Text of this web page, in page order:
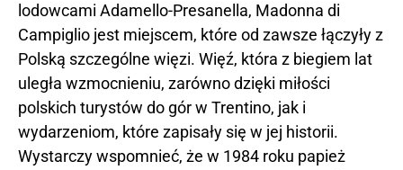
lodowcami Adamello-Presanella, Madonna di
Campiglio jest miejscem, które od zawsze łączyły z
Polską szczególne więzi. Więź, która z biegiem lat
uległa wzmocnieniu, zarówno dzięki miłości
polskich turystów do gór w Trentino, jak i
wydarzeniom, które zapisały się w jej historii.
Wystarczy wspomnieć, że w 1984 roku papież